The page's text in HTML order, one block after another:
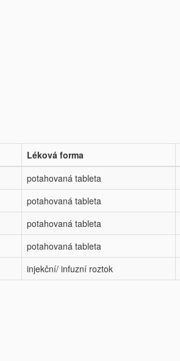
Léková forma
potahovaná tableta
potahovaná tableta
potahovaná tableta
potahovaná tableta
injekční/ infuzní roztok